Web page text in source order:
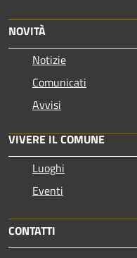
NOVITÀ
Notizie
Comunicati
Avvisi
VIVERE IL COMUNE
Luoghi
Eventi
CONTATTI